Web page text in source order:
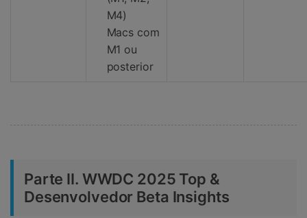
M4)
Macs com
M1 ou
posterior
Parte II. WWDC 2025 Top &
Desenvolvedor Beta Insights